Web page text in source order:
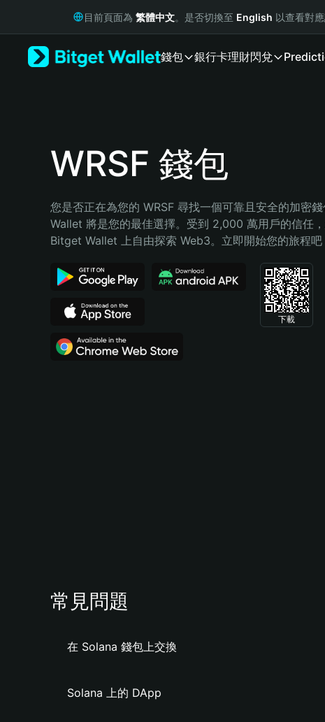
Русский
Bahasa Indonesia
Español (Argentina)
目前頁面為 繁體中文。是否切換至 English 以查看對
錢包 銀行卡理財閃兌
WRSF 錢包
您是否正在為您的 WRSF 尋找一個可靠且安全的加密
Wallet 將是您的最佳選擇。受到 2,000 萬用戶的信任
Bitget Wallet 上自由探索 Web3。立即開始您的旅程吧
下載
常見問題
在 Solana 錢包上交換
Solana 上的 DApp